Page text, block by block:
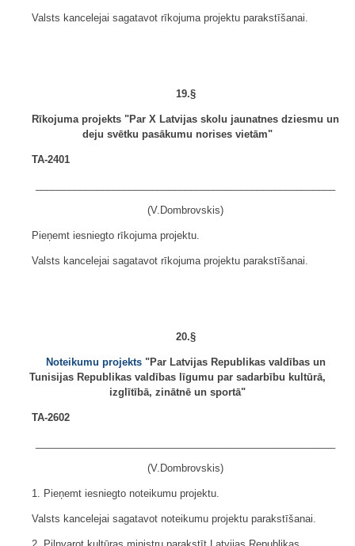
Valsts kancelejai sagatavot rīkojuma projektu parakstīšanai.
19.§
Rīkojuma projekts "Par X Latvijas skolu jaunatnes dziesmu un
deju svētku pasākumu norises vietām"
TA-2401
(V.Dombrovskis)
Pieņemt iesniegto rīkojuma projektu.
Valsts kancelejai sagatavot rīkojuma projektu parakstīšanai.
20.§
Noteikumu projekts"Par Latvijas Republikas valdības un
Tunisijas Republikas valdības līgumu par sadarbību kultūrā,
izglītībā, zinātnē un sportā"
TA-2602
(V.Dombrovskis)
1. Pieņemt iesniegto noteikumu projektu.
Valsts kancelejai sagatavot noteikumu projektu parakstīšanai.